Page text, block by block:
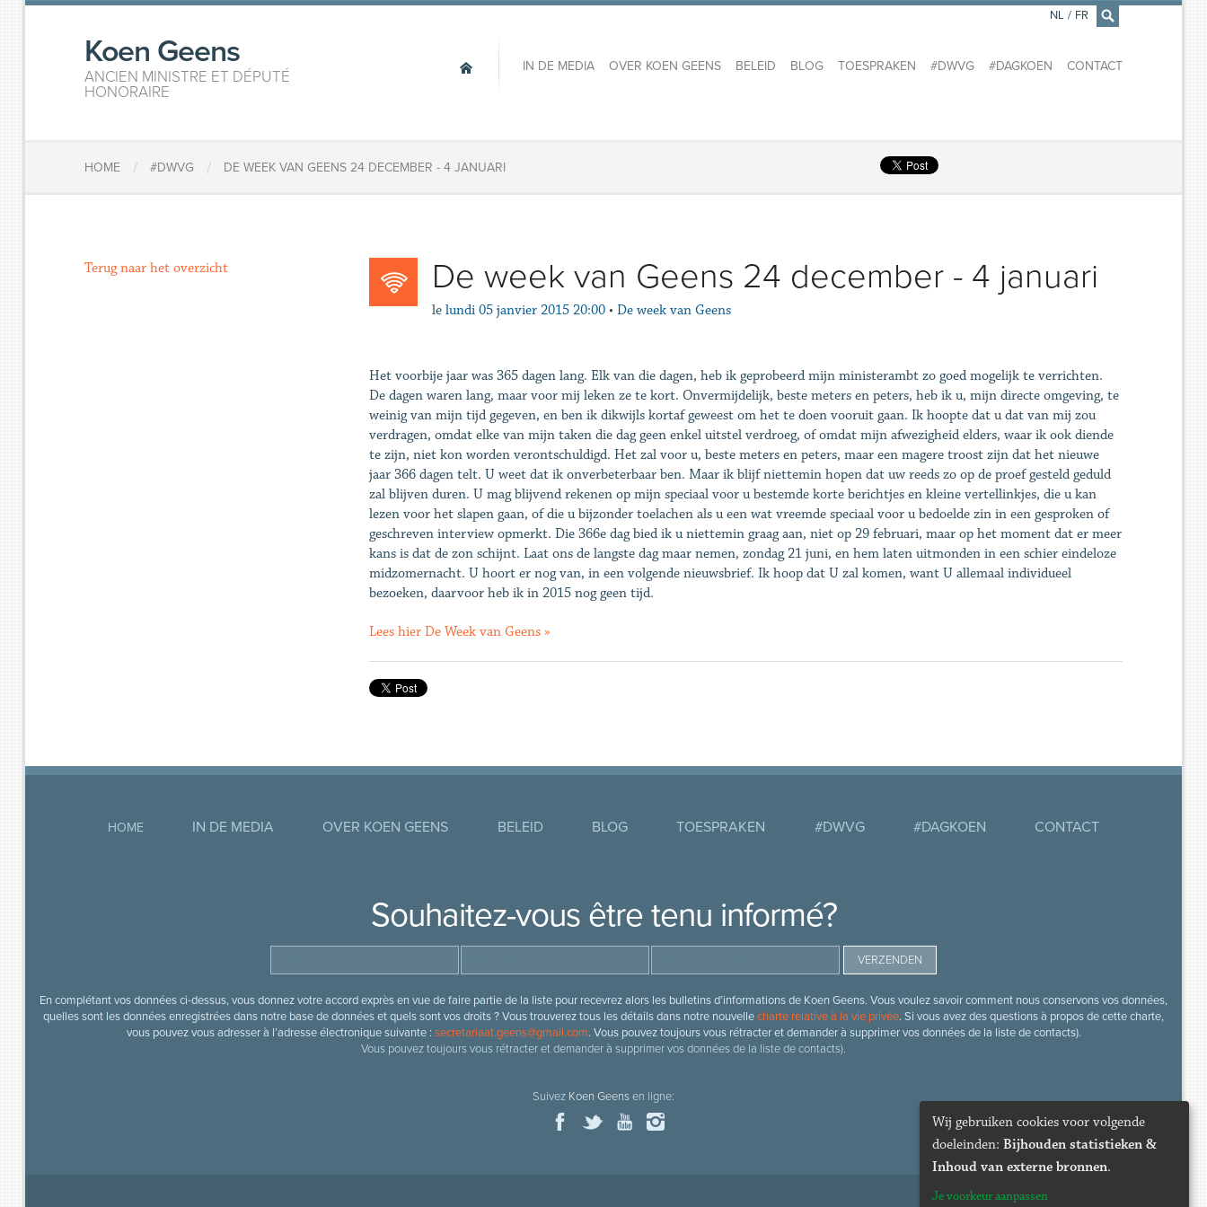
×
Koen Geens
ANCIEN MINISTRE ET DÉPUTÉ
HONORAIRE
IN DE MEDIA OVER KOEN GEENS BELEID BLOG TOESPRAKEN #DWVG #DAGKOEN CONTACT
NL / FR
HOME / #DWVG / DE WEEK VAN GEENS 24 DECEMBER - 4 JANUARI
De week van Geens 24 december - 4 januari
le lundi 05 janvier 2015 20:00 • De week van Geens
Het voorbije jaar was 365 dagen lang. Elk van die dagen, heb ik geprobeerd mijn ministerambt zo goed mogelijk te verrichten.
De dagen waren lang, maar voor mij leken ze te kort. Onvermijdelijk, beste meters en peters, heb ik u, mijn directe omgeving, te
weinig van mijn tijd gegeven, en ben ik dikwijls kortaf geweest om het te doen vooruit gaan. Ik hoopte dat u dat van mij zou
verdragen, omdat elke van mijn taken die dag geen enkel uitstel verdroeg, of omdat mijn afwezigheid elders, waar ik ook diende
te zijn, niet kon worden verontschuldigd. Het zal voor u, beste meters en peters, maar een magere troost zijn dat het nieuwe
jaar 366 dagen telt. U weet dat ik onverbeterbaar ben. Maar ik blijf niettemin hopen dat uw reeds zo op de proef gesteld geduld
zal blijven duren. U mag blijvend rekenen op mijn speciaal voor u bestemde korte berichtjes en kleine vertellinkjes, die u kan
lezen voor het slapen gaan, of die u bijzonder toelachen als u een wat vreemde speciaal voor u bedoelde zin in een gesproken of
geschreven interview opmerkt. Die 366e dag bied ik u niettemin graag aan, niet op 29 februari, maar op het moment dat er meer
kans is dat de zon schijnt. Laat ons de langste dag maar nemen, zondag 21 juni, en hem laten uitmonden in een schier eindeloze
midzomernacht. U hoort er nog van, in een volgende nieuwsbrief. Ik hoop dat U zal komen, want U allemaal individueel
bezoeken, daarvoor heb ik in 2015 nog geen tijd.
Lees hier De Week van Geens »
Terug naar het overzicht
HOME IN DE MEDIA OVER KOEN GEENS BELEID BLOG TOESPRAKEN #DWVG #DAGKOEN CONTACT
Souhaitez-vous être tenu informé?
En complétant vos données ci-dessus, vous donnez votre accord exprès en vue de faire partie de la liste pour recevrez alors les bulletins d’informations de Koen Geens. Vous voulez savoir comment nous conservons vos données,
quelles sont les données enregistrées dans notre base de données et quels sont vos droits ? Vous trouverez tous les détails dans notre nouvellecharte relative à la vie privée. Si vous avez des questions à propos de cette charte,
vous pouvez vous adresser à l’adresse électronique suivante : secretariaat.geens@gmail.com. Vous pouvez toujours vous rétracter et demander à supprimer vos données de la liste de contacts).
Vous pouvez toujours vous rétracter et demander à supprimer vos données de la liste de contacts).
Suivez Koen Geensen ligne:
Wij gebruiken cookies voor volgende
doeleinden: Bijhouden statistieken &
Inhoud van externe bronnen.
Je voorkeur aanpassen